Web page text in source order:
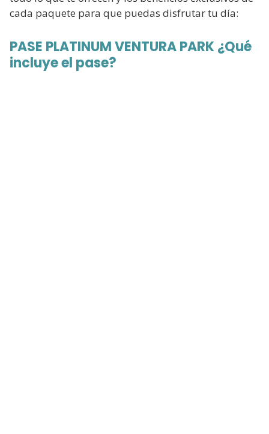
cada paquete para que puedas disfrutar tu día:
PASE PLATINUM VENTURA PARK ¿Qué
incluye el pase?